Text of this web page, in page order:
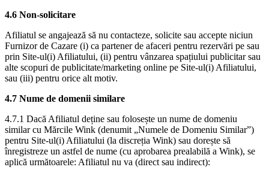
4.6 Non-solicitare
Afiliatul se angajează să nu contacteze, solicite sau accepte niciun
Furnizor de Cazare (i) ca partener de afaceri pentru rezervări pe sau
prin Site-ul(i) Afiliatului, (ii) pentru vânzarea spațiului publicitar sau
alte scopuri de publicitate/marketing online pe Site-ul(i) Afiliatului,
sau (iii) pentru orice alt motiv.
4.7 Nume de domenii similare
4.7.1 Dacă Afiliatul deține sau folosește un nume de domeniu
similar cu Mărcile Wink (denumit „Numele de Domeniu Similar”)
pentru Site-ul(i) Afiliatului (la discreția Wink) sau dorește să
înregistreze un astfel de nume (cu aprobarea prealabilă a Wink), se
aplică următoarele: Afiliatul nu va (direct sau indirect):